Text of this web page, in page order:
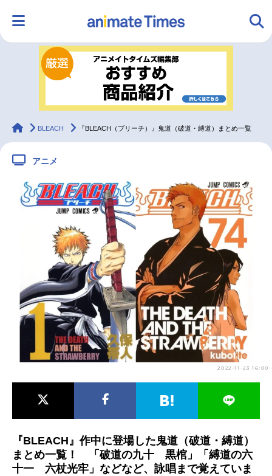
ランキング アニメ
ラジオ
配信・Vtuber トレンド 無料マンガ
最新記事一覧
アニメ記事一覧 声優記事一覧
アニメ映画一覧 実写化映画一覧
今期アニメ曜日別一覧
夏アニメ
男性声優/女性声優一覧
animateTimes
BLEACH 『BLEACH（ブリーチ）』鬼道（破道・縛道）まとめ一覧
アニメ
2022-11-23 16:00
『BLEACH』作中に登場した鬼道（破道・縛道）
まとめ一覧！ 「破道の九十 黒棺」「縛道の六
十一 六杖光牢」などなど、詠唱まで覚えていま